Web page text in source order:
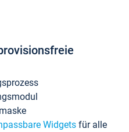
Widgets für alle